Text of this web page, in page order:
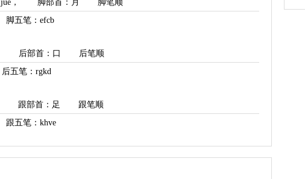
jué ， 脚部首 ：月
脚笔顺
脚五笔：efcb
后部首 ：口
后笔顺
后五笔：rgkd
跟部首 ：足
跟笔顺
跟五笔：khve